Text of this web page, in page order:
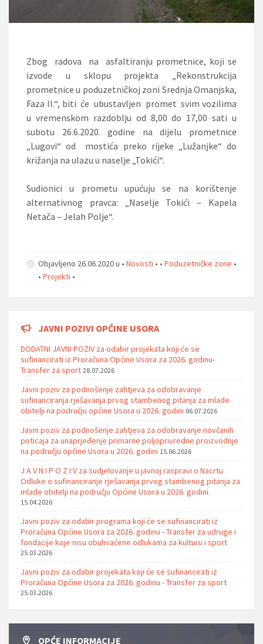
Zbog radova na asfaltiranju prometnice, koji se
izvode u sklopu projekta „Rekonstrukcija
prometnice u poduzetničkoj zoni Srednja Omanjska,
Faza II.“, biti će ubustavljen promet svim vozilima
u vremenskom razdoblju od 8,00 do 17,00 sati u
subotu 26.6.2020. godine na dijelu prometnice
„Lugovi“ od mostića preko rijeke „Lužanjke“ do
križanja na ulazu u naselje „Tokići“.
Sudionici u prometu upućuju se na korištenje
alternativnog pravca: „Naselje Tokići – Kapela
Netača – Jelah Polje“.
Objavljeno 26.06.2020 u • Novosti • • Poduzetničke zone •
• Projekti •
JAVNI POZIVI OPĆINE USORA
DODATNI JAVNI POZIV za odabir projekata koji će se
sufinancirati iz Proračuna Općine Usora za 2026. godinu-
Transfer za sport 28.07.2026
Javni poziv za podnošenje zahtjeva za odobravanje
sufinanciranja rješavanja prvog stambenog pitanja za mlade
obitelji na području općine Usora u 2026. godini 06.07.2026
Javni poziv za podnošenje zahtjeva za odobravanje novčanih
poticaja za unaprjeđenje primarne poljoprivredne proizvodnje
na području općine Usora u 2026. godini 15.06.2026
J A V N I P O Z I V za sudjelovanje u javnoj raspravi o Nacrtu
Odluke o sufinanciranje rješavanja prvog stambenog pitanja za
mlade obitelji na području Općine Usora u 2026. godini.
15.04.2026
Javni poziv za odabir programa koji će se sufinancirati iz
Proračuna Općine Usora za 2026. godinu - Transfer za udruge i
fondacije koje nisu obuhvaćene odlukama za kulturu i sport
25.03.2026
Javni poziv za odabir projekata koji će se sufinancirati iz
Proračuna Općine Usora za 2026. godinu - Transfer za sport
25.03.2026
OPĆE INFORMACIJE